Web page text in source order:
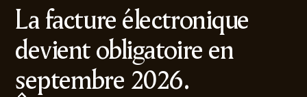
La facture électronique
devient obligatoire en
septembre 2026.